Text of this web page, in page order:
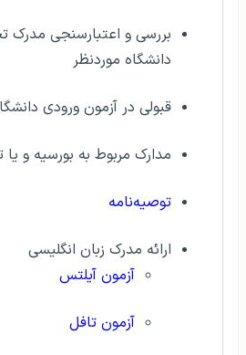
بررسی و اعتبارسنجی
دانشگاه موردنظر
قبولی در آزمون ورودی
مدارک مربوط به بورسیه و
توصیه‌نامه
ارائه مدرک زبان انگلیسی
آزمون آیلتس
آزمون تافل